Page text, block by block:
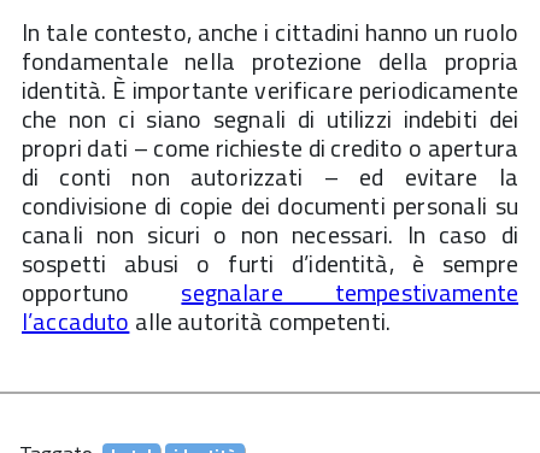
In tale contesto, anche i cittadini hanno un ruolo
fondamentale nella protezione della propria
identità. È importante verificare periodicamente
che non ci siano segnali di utilizzi indebiti dei
propri dati – come richieste di credito o apertura
di conti non autorizzati – ed evitare la
condivisione di copie dei documenti personali su
canali non sicuri o non necessari. In caso di
sospetti abusi o furti d’identità, è sempre
opportunosegnalare tempestivamente
l’accadutoalle autorità competenti.